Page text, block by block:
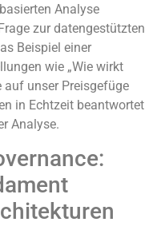
Analyse
zur datengestützten
Beispiel einer
wie „Wie wirkt
auf unser Preisgefüge
in Echtzeit beantwortet
Analyse.